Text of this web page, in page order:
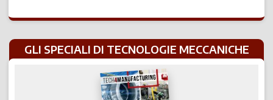
GLI SPECIALI DI TECNOLOGIE MECCANICHE